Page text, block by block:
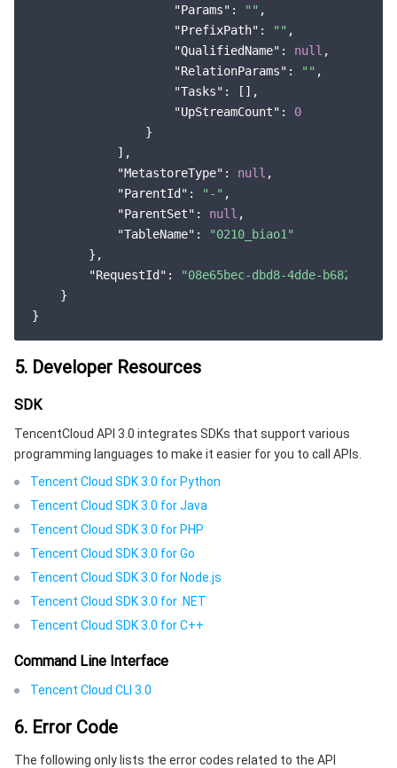
"Params" : "" ,
"PrefixPath" : "" ,
"QualifiedName" : null ,
"RelationParams" : "" ,
"Tasks" : [],
"UpStreamCount" : 0
                }
            ],
"MetastoreType" : null ,
"ParentId" : "-" ,
"ParentSet" : null ,
"TableName" :
"0210_biao1"
        },
"RequestId" :
"08e65bec-dbd8-4dde-b682-
    }
5. Developer Resources
SDK
TencentCloud API 3.0 integrates SDKs that support various
programming languages to make it easier for you to call APIs.
Tencent Cloud SDK 3.0 for Python
Tencent Cloud SDK 3.0 for Java
Tencent Cloud SDK 3.0 for PHP
Tencent Cloud SDK 3.0 for Go
Tencent Cloud SDK 3.0 for Node.js
Tencent Cloud SDK 3.0 for .NET
Tencent Cloud SDK 3.0 for C++
Command Line Interface
Tencent Cloud CLI 3.0
6. Error Code
The following only lists the error codes related to the API